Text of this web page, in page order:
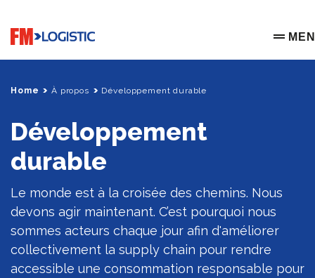
Go to home page
OPEN
Home À propos Développement durable
Développement
durable
Le monde est à la croisée des chemins. Nous
devons agir maintenant. C’est pourquoi nous
sommes acteurs chaque jour afin d'améliorer
collectivement la supply chain pour rendre
accessible une consommation responsable pour